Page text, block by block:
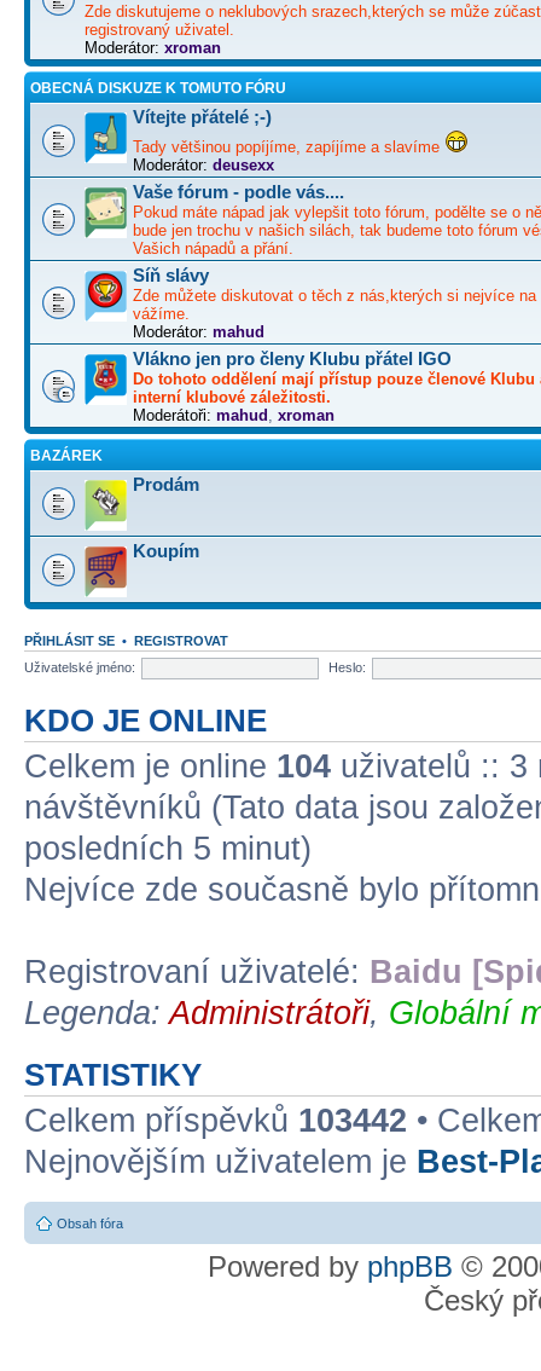
Zde diskutujeme o neklubových srazech,kterých se může
registrovaný uživatel.
Moderátor: xroman
OBECNÁ DISKUZE K TOMUTO FÓRU
Vítejte přátelé ;-)
Tady většinou popíjíme, zapíjíme a slavíme
Moderátor: deusexx
Vaše fórum - podle vás....
Pokud máte nápad jak vylepšit toto fórum, podělte se o
bude jen trochu v našich silách, tak budeme toto fórum
Vašich nápadů a přání.
Síň slávy
Zde můžete diskutovat o těch z nás,kterých si nejvíce na
vážíme.
Moderátor: mahud
Vlákno jen pro členy Klubu přátel IGO
Do tohoto oddělení mají přístup pouze členové Klubu
interní klubové záležitosti.
Moderátoři: mahud xroman
BAZÁREK
Prodám
Koupím
PŘIHLÁSIT SE • REGISTROVAT
Uživatelské jméno:
Heslo:
KDO JE ONLINE
Celkem je online 104 uživatelů :: 3
návštěvníků (Tato data jsou
posledních 5 minut)
Nejvíce zde současně bylo
Registrovaní uživatelé: Baidu
Legenda:Administrátoři, Globální
STATISTIKY
Celkem příspěvků 103442 •
Nejnovějším uživatelem je Best-
Obsah fóra
Powered by phpBB ©
Český